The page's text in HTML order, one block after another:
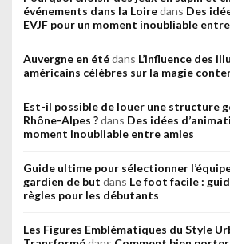
événements dans la Loiredans Des
EVJF pour un moment inoubliable
Auvergne en étédans L’influence des
américains célèbres sur la magie
Est-il possible de louer une structure
Rhône-Alpes ?dans Des idées
moment inoubliable entre amies
Guide ultime pour sélectionner
gardien de but dans Le foot facile :
règles pour les débutants
Les Figures Emblématiques du Style